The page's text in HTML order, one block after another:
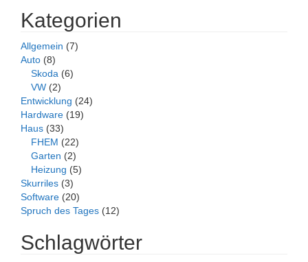
Kategorien
Allgemein (7)
Auto (8)
Skoda (6)
VW (2)
Entwicklung (24)
Hardware (19)
Haus (33)
FHEM (22)
Garten (2)
Heizung (5)
Skurriles (3)
Software (20)
Spruch des Tages (12)
Schlagwörter